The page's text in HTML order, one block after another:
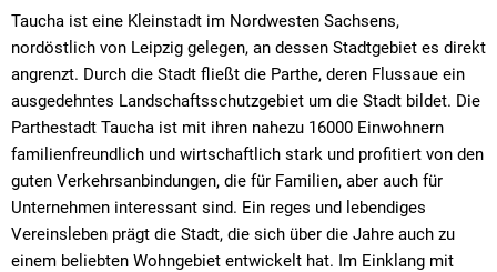
Taucha ist eine Kleinstadt im Nordwesten Sachsens,
nordöstlich von Leipzig gelegen, an dessen Stadtgebiet es direkt
angrenzt. Durch die Stadt fließt die Parthe, deren Flussaue ein
ausgedehntes Landschaftsschutzgebiet um die Stadt bildet. Die
Parthestadt Taucha ist mit ihren nahezu 16000 Einwohnern
familienfreundlich und wirtschaftlich stark und profitiert von den
guten Verkehrsanbindungen, die für Familien, aber auch für
Unternehmen interessant sind. Ein reges und lebendiges
Vereinsleben prägt die Stadt, die sich über die Jahre auch zu
einem beliebten Wohngebiet entwickelt hat. Im Einklang mit